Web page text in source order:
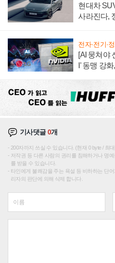
현대차
사라진다,
전자·전기·
[AI 뭉쳐야
I' 동맹 강
기사댓글0개
200자까지 쓰실 수 있습니다. (현재 0 byte / 최
저작권 등 다른 사람의 권리를 침해하거나 명
를 받을 수 있습니다.
타인에게 불쾌감을 주는 욕설 등 비하하는 단
리자의 판단에 의해 삭제 합니다.